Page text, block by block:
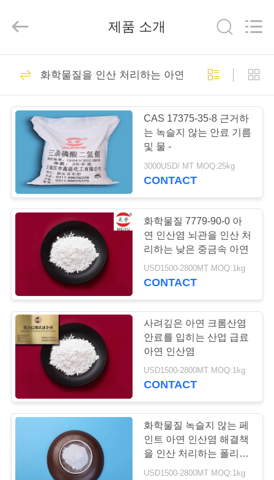
제
디
리
에
관
co.,ltd.
아연 인산염 안료
아연 인산
108
화학물질을 인산 처
리하는 아연
25
31
제품 소개
화학물질을 인산 처리하는 아연
CAS 17375-35-8 근거하
는 녹슬지 않는 안료 기름
및 물 -
3000USD/ MT MOQ:25kg
CONTACT
화학물질 7779-90-0 아
연 인산염 뇌관을 인산 처
리하는 낮은 중금속 아연
USD1500-2800MT MOQ:1kg
CONTACT
사려깊은 아연 크롬산염
안료를 입히는 산업 급료
아연 인산염
USD1500-2800MT MOQ:1kg
CONTACT
화학물질 녹슬지 않는 페
인트 아연 인산염 해결책
을 인산 처리하는 폴리에
테르 인산염 아연
USD1500-2800MT MOQ:1kg